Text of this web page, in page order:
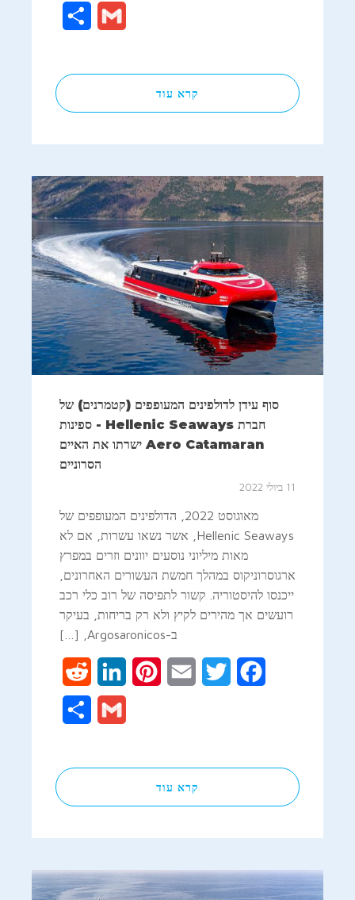
Gmail
קרא עוד
סוף עידן לדולפינים המעופפים (קטמרנים) של
חברת Hellenic Seaways - ספינות
Aero Catamaran ישרתו את האיים
הסרוניים
11 ביולי 2022
מאוגוסט 2022, הדולפינים המעופפים של
Hellenic Seaways, אשר נשאו עשרות, אם לא
מאות מיליוני נוסעים יוונים וזרים במפרץ
ארגוסרוניקוס במהלך חמשת העשורים האחרונים,
ייכנסו להיסטוריה. קשור לתפיסה של רוב כלי רכב
רועשים אך מהירים לקיץ ולא רק בריחות, בעיקר
ב-Argosaronicos, […]
Facebook
Twitter
Email
Pinterest
LinkedIn
Gmail
קרא עוד